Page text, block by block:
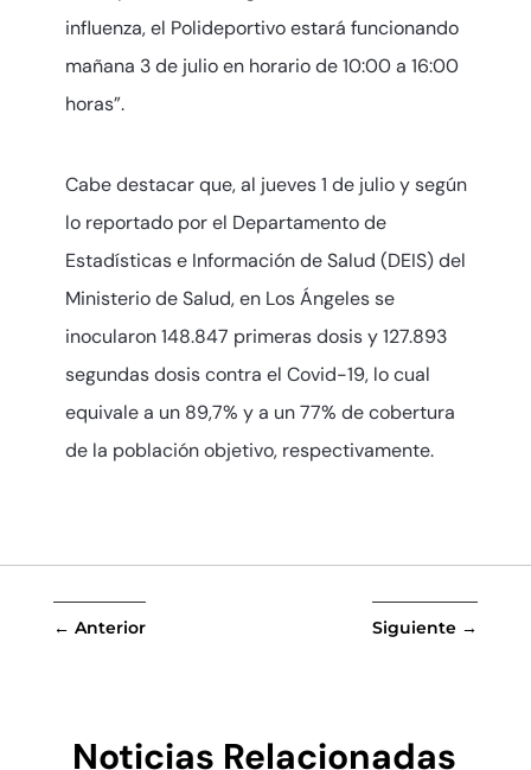
influenza, el Polideportivo estará funcionando
mañana 3 de julio en horario de 10:00 a 16:00
horas”.
Cabe destacar que, al jueves 1 de julio y según
lo reportado por el Departamento de
Estadísticas e Información de Salud (DEIS) del
Ministerio de Salud, en Los Ángeles se
inocularon 148.847 primeras dosis y 127.893
segundas dosis contra el Covid-19, lo cual
equivale a un 89,7% y a un 77% de cobertura
de la población objetivo, respectivamente.
← Anterior Siguiente →
Noticias Relacionadas